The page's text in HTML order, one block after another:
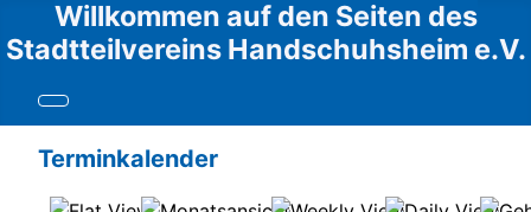
Willkommen auf den Seiten des
Stadtteilvereins Handschuhsheim e.V.
Terminkalender